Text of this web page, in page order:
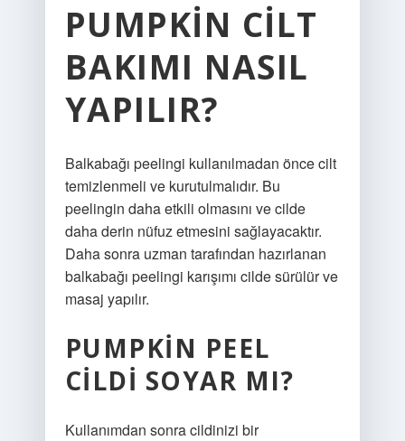
PUMPKIN CILT
BAKIMI NASIL
YAPILIR?
Balkabağı peelingi kullanılmadan önce cilt
temizlenmeli ve kurutulmalıdır. Bu
peelingin daha etkili olmasını ve cilde
daha derin nüfuz etmesini sağlayacaktır.
Daha sonra uzman tarafından hazırlanan
balkabağı peelingi karışımı cilde sürülür ve
masaj yapılır.
PUMPKIN PEEL
CILDI SOYAR MI?
Kullanımdan sonra cildinizi bir